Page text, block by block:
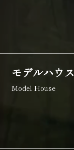
モデルハウス
Model House